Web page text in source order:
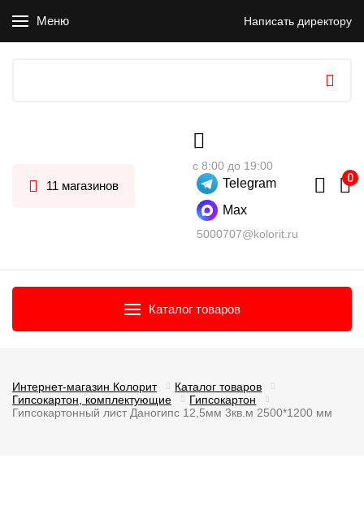
Меню Написать директору
11 магазинов
с 8:00 до 19:00
Telegram
Max
5000707@kolorit.ru
Каталог товаров
Интернет-магазин Колорит
Каталог товаров
Гипсокартон, комплектующие
Гипсокартон
Гипсокартонный лист Даногипс 12,5мм 3кв.м 2500*1200 мм